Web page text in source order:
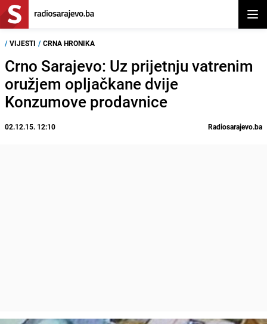
/ VIJESTI / CRNA HRONIKA
Crno Sarajevo: Uz prijetnju vatrenim
oružjem opljačkane dvije
Konzumove prodavnice
02.12.15. 12:10 Radiosarajevo.ba